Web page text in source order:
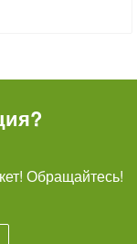
Обращайтесь!